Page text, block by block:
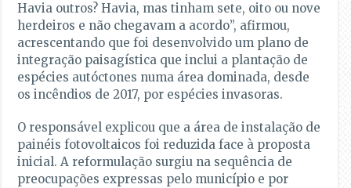
Havia outros? Havia, mas tinham sete, oito ou nove
herdeiros e não chegavam a acordo”, afirmou,
acrescentando que foi desenvolvido um plano de
integração paisagística que inclui a plantação de
espécies autóctones numa área dominada, desde
os incêndios de 2017, por espécies invasoras.
O responsável explicou que a área de instalação de
painéis fotovoltaicos foi reduzida face à proposta
inicial. A reformulação surgiu na sequência de
preocupações expressas pelo município e por